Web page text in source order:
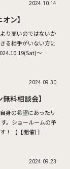
ン】
り高いのではないか
る相手がいない方に
～
を予 […]
2024.10.14
料相談会】
身の希望にあったリ
。ショールームの予
！ 【【開催日
時間：1 […]
2024.09.30
2024.09.23